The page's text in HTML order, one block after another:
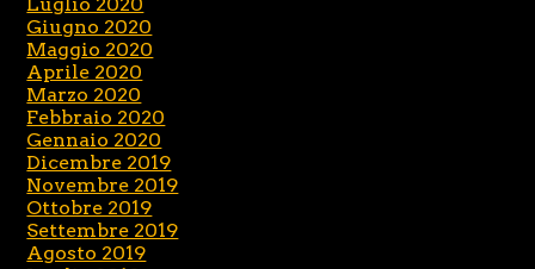
Giugno 2020
Maggio 2020
Aprile 2020
Marzo 2020
Febbraio 2020
Gennaio 2020
Dicembre 2019
Novembre 2019
Ottobre 2019
Settembre 2019
Agosto 2019